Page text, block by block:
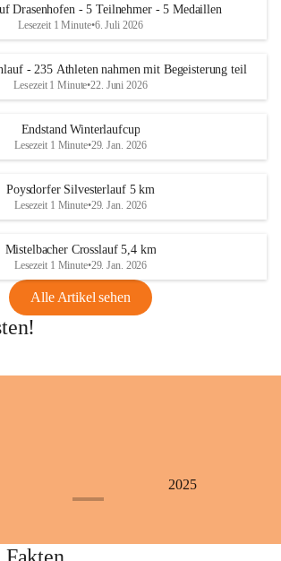
Drasenhofen - 5 Teilnehmer - 5 Medaillen
Lesezeit 1 Minute•6. Juli 2026
- 235 Athleten nahmen mit Begeisterung teil
Lesezeit 1 Minute•22. Juni 2026
Endstand Winterlaufcup
Lesezeit 1 Minute•29. Jan. 2026
Poysdorfer Silvesterlauf 5 km
Lesezeit 1 Minute•29. Jan. 2026
Mistelbacher Crosslauf 5,4 km
Lesezeit 1 Minute•29. Jan. 2026
Alle Artikel sehen
+1
2025